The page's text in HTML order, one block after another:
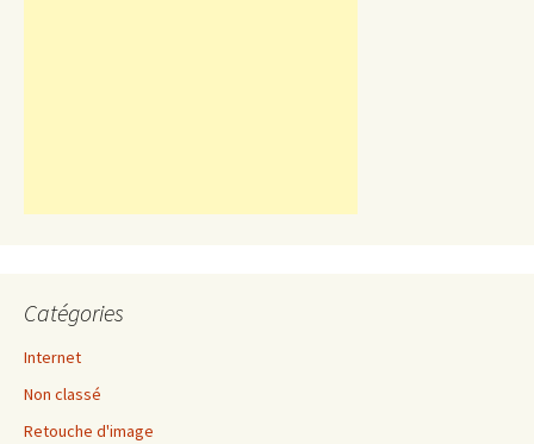
Catégories
Internet
Non classé
Retouche d'image